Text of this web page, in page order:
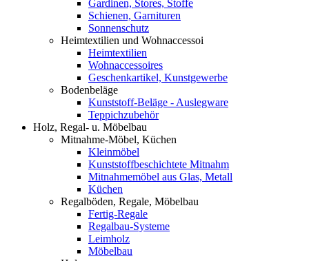
Gardinen, Stores, Stoffe
Schienen, Garnituren
Sonnenschutz
Heimtextilien und Wohnaccessoi
Heimtextilien
Wohnaccessoires
Geschenkartikel, Kunstgewerbe
Bodenbeläge
Kunststoff-Beläge - Auslegware
Teppichzubehör
Holz, Regal- u. Möbelbau
Mitnahme-Möbel, Küchen
Kleinmöbel
Kunststoffbeschichtete Mitnahm
Mitnahmemöbel aus Glas, Metall
Küchen
Regalböden, Regale, Möbelbau
Fertig-Regale
Regalbau-Systeme
Leimholz
Möbelbau